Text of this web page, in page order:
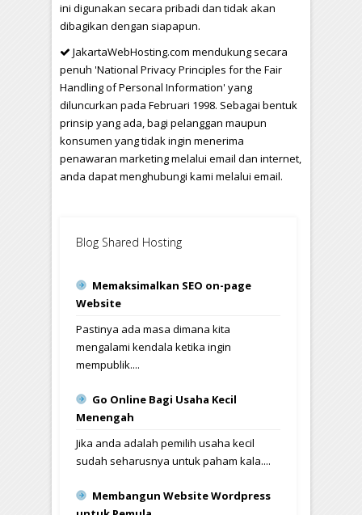
ini digunakan secara pribadi dan tidak akan
dibagikan dengan siapapun.
JakartaWebHosting.com mendukung secara
penuh 'National Privacy Principles for the Fair
Handling of Personal Information' yang
diluncurkan pada Februari 1998. Sebagai bentuk
prinsip yang ada, bagi pelanggan maupun
konsumen yang tidak ingin menerima
penawaran marketing melalui email dan internet,
anda dapat menghubungi kami melalui email.
Blog Shared Hosting
Memaksimalkan SEO on-page
Website
Pastinya ada masa dimana kita
mengalami kendala ketika ingin
mempublik....
Go Online Bagi Usaha Kecil
Menengah
Jika anda adalah pemilih usaha kecil
sudah seharusnya untuk paham kala....
Membangun Website Wordpress